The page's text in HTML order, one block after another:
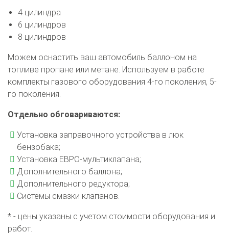
4 цилиндра
6 цилиндров
8 цилиндров
Можем оснастить ваш автомобиль баллоном на
топливе пропане или метане. Используем в работе
комплекты газового оборудования 4-го поколения, 5-
го поколения.
Отдельно обговариваются:
Установка заправочного устройства в люк
бензобака;
Установка ЕВРО-мультиклапана;
Дополнительного баллона;
Дополнительного редуктора;
Системы смазки клапанов.
* - цены указаны с учетом стоимости оборудования и
работ.